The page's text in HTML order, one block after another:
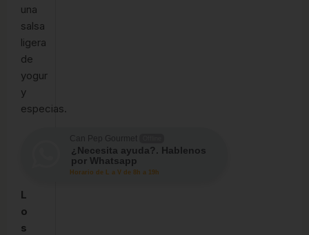
una
salsa
ligera
de
yogur
y
especias.
Can Pep Gourmet
¿Necesita ayuda?. Hablenos
por Whatsapp
Horario de L a V de 8h a 19h
L
o
s